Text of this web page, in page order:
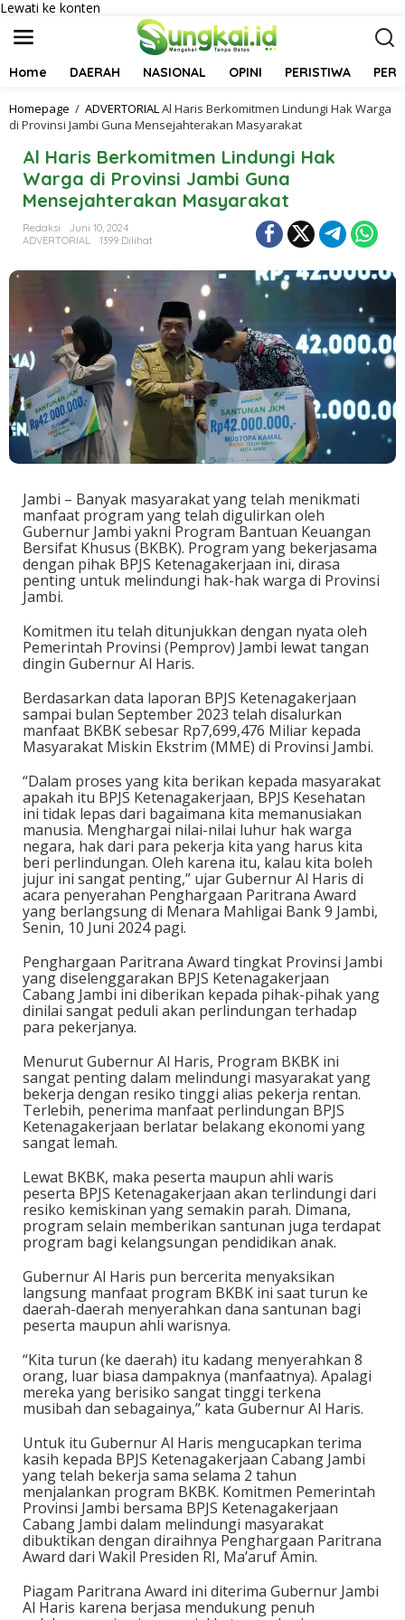
Lewati ke konten
Home DAERAH NASIONAL OPINI PERISTIWA
Homepage / ADVERTORIALAl Haris Berkomitmen Lindungi Hak Warga
di Provinsi Jambi Guna Mensejahterakan Masyarakat
Al Haris Berkomitmen Lindungi Hak
Warga di Provinsi Jambi Guna
Mensejahterakan Masyarakat
Redaksi
Juni 10, 2024
ADVERTORIAL
1399 Dilihat
Jambi – Banyak masyarakat yang telah menikmati
manfaat program yang telah digulirkan oleh
Gubernur Jambi yakni Program Bantuan Keuangan
Bersifat Khusus (BKBK). Program yang bekerjasama
dengan pihak BPJS Ketenagakerjaan ini, dirasa
penting untuk melindungi hak-hak warga di Provinsi
Jambi.
Komitmen itu telah ditunjukkan dengan nyata oleh
Pemerintah Provinsi (Pemprov) Jambi lewat tangan
dingin Gubernur Al Haris.
Berdasarkan data laporan BPJS Ketenagakerjaan
sampai bulan September 2023 telah disalurkan
manfaat BKBK sebesar Rp7,699,476 Miliar kepada
Masyarakat Miskin Ekstrim (MME) di Provinsi Jambi.
“Dalam proses yang kita berikan kepada masyarakat
apakah itu BPJS Ketenagakerjaan, BPJS Kesehatan
ini tidak lepas dari bagaimana kita memanusiakan
manusia. Menghargai nilai-nilai luhur hak warga
negara, hak dari para pekerja kita yang harus kita
beri perlindungan. Oleh karena itu, kalau kita boleh
jujur ini sangat penting,” ujar Gubernur Al Haris di
acara penyerahan Penghargaan Paritrana Award
yang berlangsung di Menara Mahligai Bank 9 Jambi,
Senin, 10 Juni 2024 pagi.
Penghargaan Paritrana Award tingkat Provinsi Jambi
yang diselenggarakan BPJS Ketenagakerjaan
Cabang Jambi ini diberikan kepada pihak-pihak yang
dinilai sangat peduli akan perlindungan terhadap
para pekerjanya.
Menurut Gubernur Al Haris, Program BKBK ini
sangat penting dalam melindungi masyarakat yang
bekerja dengan resiko tinggi alias pekerja rentan.
Terlebih, penerima manfaat perlindungan BPJS
Ketenagakerjaan berlatar belakang ekonomi yang
sangat lemah.
Lewat BKBK, maka peserta maupun ahli waris
peserta BPJS Ketenagakerjaan akan terlindungi dari
resiko kemiskinan yang semakin parah. Dimana,
program selain memberikan santunan juga terdapat
program bagi kelangsungan pendidikan anak.
Gubernur Al Haris pun bercerita menyaksikan
langsung manfaat program BKBK ini saat turun ke
daerah-daerah menyerahkan dana santunan bagi
peserta maupun ahli warisnya.
“Kita turun (ke daerah) itu kadang menyerahkan 8
orang, luar biasa dampaknya (manfaatnya). Apalagi
mereka yang berisiko sangat tinggi terkena
musibah dan sebagainya,” kata Gubernur Al Haris.
Untuk itu Gubernur Al Haris mengucapkan terima
kasih kepada BPJS Ketenagakerjaan Cabang Jambi
yang telah bekerja sama selama 2 tahun
menjalankan program BKBK. Komitmen Pemerintah
Provinsi Jambi bersama BPJS Ketenagakerjaan
Cabang Jambi dalam melindungi masyarakat
dibuktikan dengan diraihnya Penghargaan Paritrana
Award dari Wakil Presiden RI, Ma’aruf Amin.
Piagam Paritrana Award ini diterima Gubernur Jambi
Al Haris karena berjasa mendukung penuh